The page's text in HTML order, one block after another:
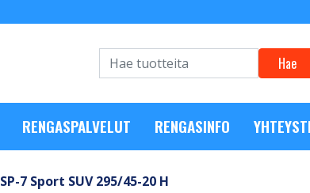
Hae
RENGASPALVELUT RENGASINFO
SP-7 Sport SUV 295/45-20 H